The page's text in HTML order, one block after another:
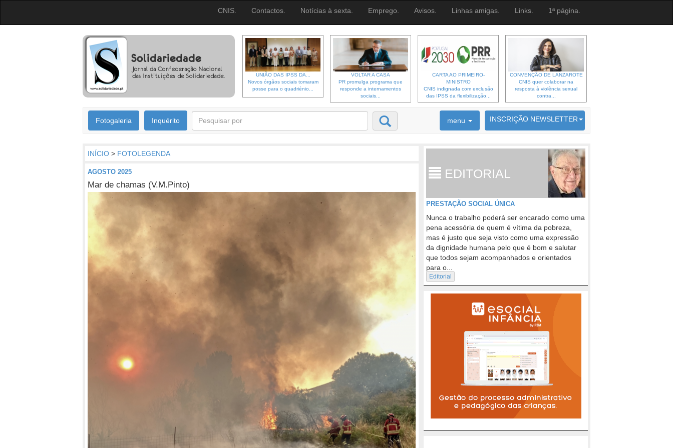
CNIS. Contactos. Notícias à sexta. Emprego. Avisos. Linhas amigas. Links. 1ª página.
UNIÃO DAS IPSS DA...
Novos órgãos sociais tomaram
posse para o quadriénio...
VOLTAR A CASA
PR promulga programa que
responde a internamentos
sociais...
CARTA AO PRIMEIRO-
MINISTRO
CNIS indignada com exclusão
das IPSS da flexibilização...
CONVENÇÃO DE LANZAROTE
CNIS quer colaborar na
resposta à violência sexual
contra...
Fotogaleria Inquérito menu INSCRIÇÃO NEWSLETTER
6692 membros inscritos
INÍCIO > FOTOLEGENDA
AGOSTO 2025
Mar de chamas (V.M.Pinto)
EDITORIAL
PRESTAÇÃO SOCIAL ÚNICA
Nunca o trabalho poderá ser encarado como uma
pena acessória de quem é vítima da pobreza,
mas é justo que seja visto como uma expressão
da dignidade humana pelo que é bom e salutar
que todos sejam acompanhados e orientados
para o...
Editorial